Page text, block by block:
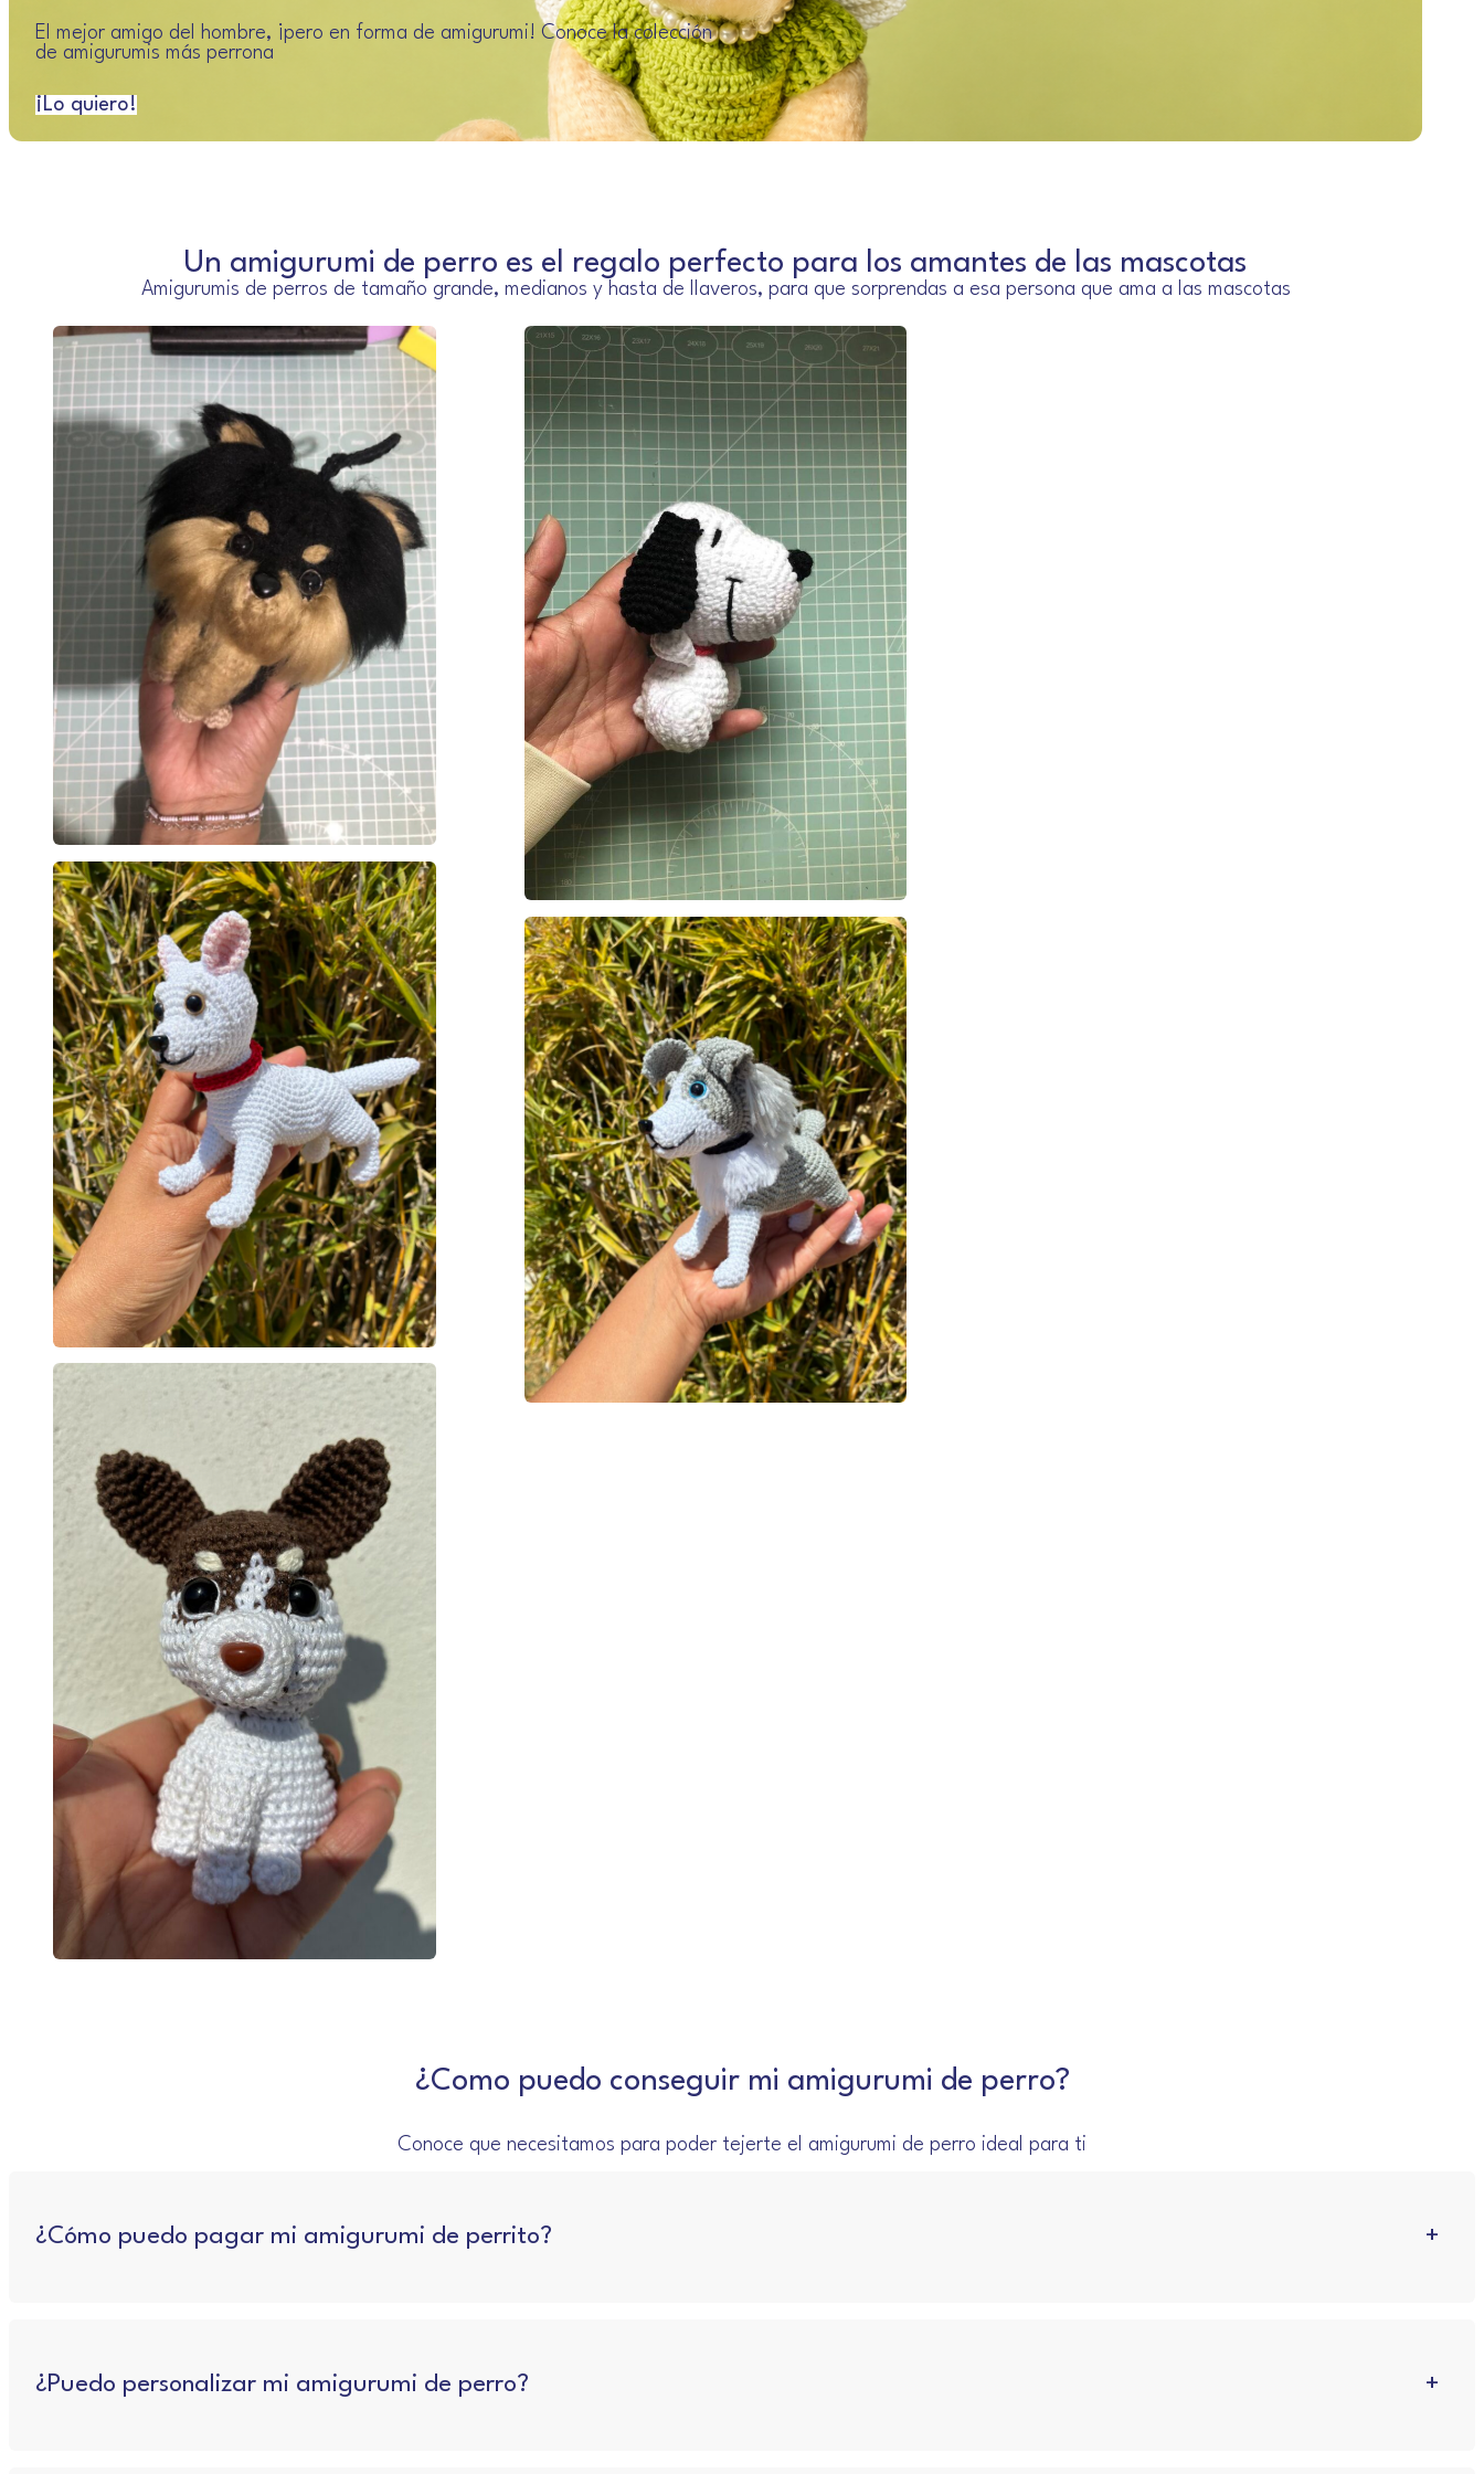
El mejor amigo del hombre, ¡pero en forma de amigurumi! Conoce la colección
de amigurumis más perrona
¡Lo quiero!
Un amigurumi de perro es el regalo perfecto para los amantes de las mascotas
Amigurumis de perros de tamaño grande, medianos y hasta de llaveros, para que sorprendas a esa persona que ama a las mascotas
¿Como puedo conseguir mi amigurumi de perro?
Conoce que necesitamos para poder tejerte el amigurumi de perro ideal para ti
¿Cómo puedo pagar mi amigurumi de perrito? +
¿Puedo personalizar mi amigurumi de perro? +